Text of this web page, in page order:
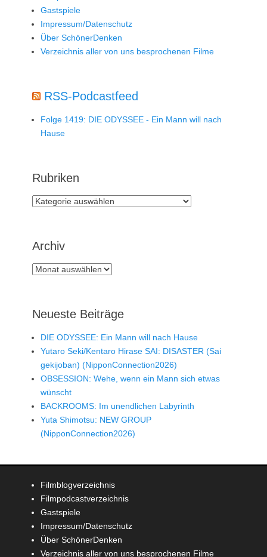
Gastspiele
Impressum/Datenschutz
Über SchönerDenken
Verzeichnis aller von uns besprochenen Filme
RSS-Podcastfeed
Folge 1419: DIE ODYSSEE - Ein Mann will nach
Hause
Rubriken
Rubriken
Archiv
Archiv
Neueste Beiträge
DIE ODYSSEE: Ein Mann will nach Hause
Yutaro Seki/Kentaro Hirase SAI: DISASTER (Sai
gekijoban) (NipponConnection2026)
OBSESSION: Wehe, wenn ein Mann sich etwas
wünscht
BACKROOMS: Im unendlichen Labyrinth
Yuta Shimotsu: NEW GROUP
(NipponConnection2026)
Filmblogverzeichnis
Filmpodcastverzeichnis
Gastspiele
Impressum/Datenschutz
Über SchönerDenken
Verzeichnis aller von uns besprochenen Filme